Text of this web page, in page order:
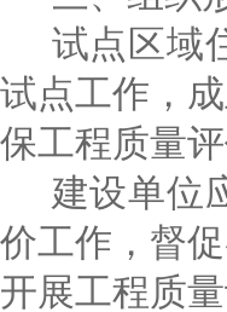
试点区域
试点工作，
保工程质量
建设单位
价工作，督
开展工程质